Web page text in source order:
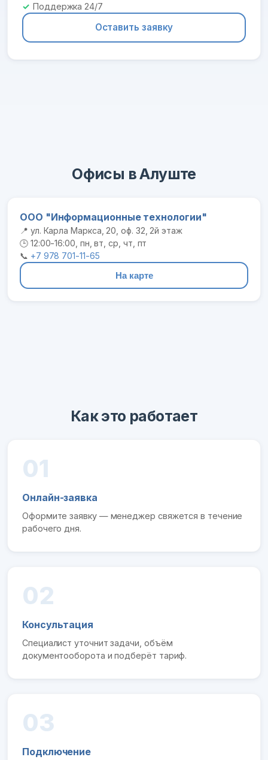
Поддержка 24/7
Оставить заявку
Офисы в Алуште
ООО "Информационные технологии"
📍 ул. Карла Маркса, 20, оф. 32, 2й этаж
🕒 12:00-16:00, пн, вт, ср, чт, пт
📞 +7 978 701-11-65
На карте
Как это работает
01
Онлайн-заявка
Оформите заявку — менеджер свяжется в течение
рабочего дня.
02
Консультация
Специалист уточнит задачи, объём
документооборота и подберёт тариф.
03
Подключение